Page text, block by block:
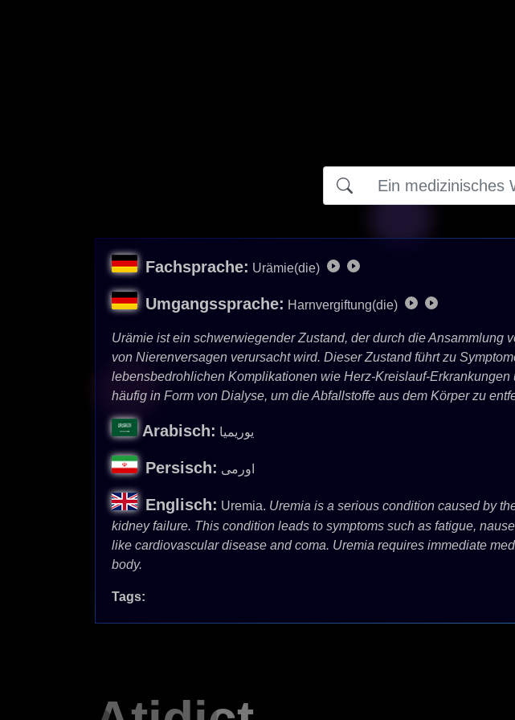
Fachsprache: Urämie(die)
Umgangssprache: Harnvergiftung(die)
Urämie ist ein schwerwiegender Zustand, der durch die Ansammlung
von Nierenversagen verursacht wird. Dieser Zustand führt zu
lebensbedrohlichen Komplikationen wie Herz-Kreislauf-
häufig in Form von Dialyse, um die Abfallstoffe aus dem Körper zu
Arabisch: يوريميا
Persisch: اورمی
Englisch: Uremia. Uremia is a serious condition caused by
kidney failure. This condition leads to symptoms such as fatigue,
like cardiovascular disease and coma. Uremia requires immediate
body.
Tags: